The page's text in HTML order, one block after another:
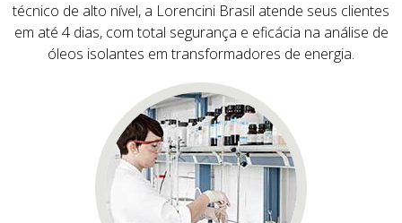
técnico de alto nível, a Lorencini Brasil atende seus clientes
em até 4 dias, com total segurança e eficácia na análise de
óleos isolantes em transformadores de energia.